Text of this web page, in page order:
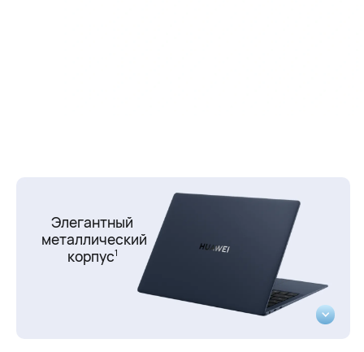
Элегантный
металлический
корпус1